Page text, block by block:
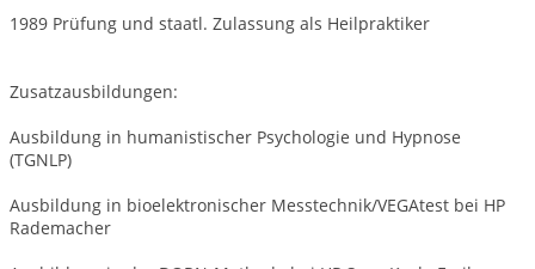
1989 Prüfung und staatl. Zulassung als Heilpraktiker
Zusatzausbildungen:
Ausbildung in humanistischer Psychologie und Hypnose
(TGNLP)
Ausbildung in bioelektronischer Messtechnik/VEGAtest bei HP
Rademacher